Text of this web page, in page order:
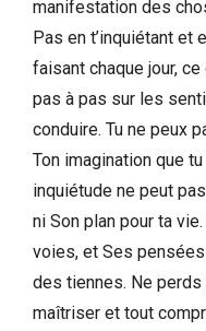
manifestation des
Pas en t’inquiétant et
faisant chaque jour,
pas à pas sur les
conduire. Tu ne peux
Ton imagination que
inquiétude ne peut
ni Son plan pour ta
voies, et Ses
des tiennes. Ne
maîtriser et tout